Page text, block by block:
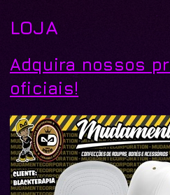
LOJA
Adquira nossos
oficiais!